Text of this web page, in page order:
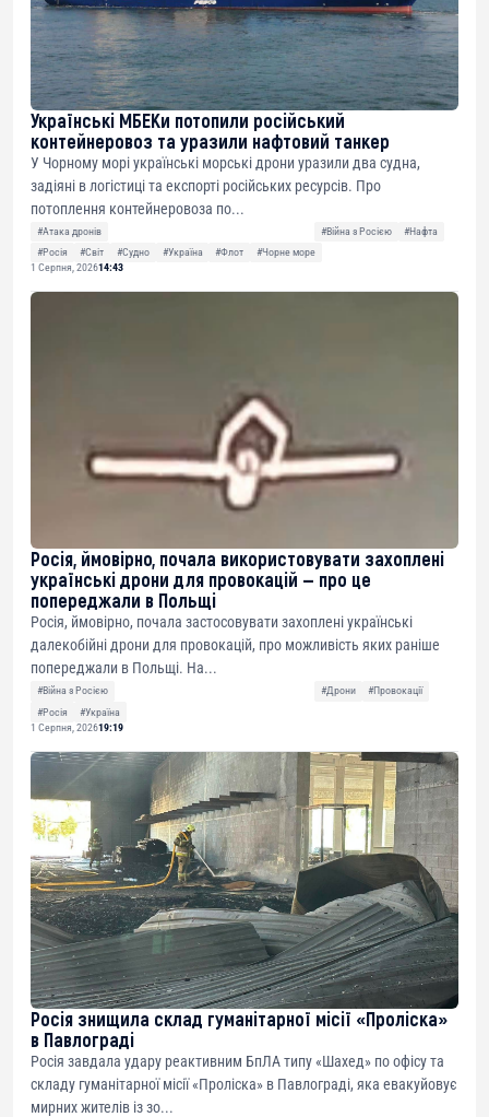
Українські МБЕКи потопили російський
контейнеровоз та уразили нафтовий танкер
У Чорному морі українські морські дрони уразили два судна,
задіяні в логістиці та експорті російських ресурсів. Про
потоплення контейнеровоза по...
#Атака дронів #Війна з Росією
#Нафта
#Росія
#Світ #Судно #Україна #Флот
#Чорне море
1 Серпня, 202614:43
Росія, ймовірно, почала використовувати захоплені
українські дрони для провокацій — про це
попереджали в Польщі
Росія, ймовірно, почала застосовувати захоплені українські
далекобійні дрони для провокацій, про можливість яких раніше
попереджали в Польщі. На...
#Війна з Росією #Дрони
#Провокації
#Росія
#Україна
1 Серпня, 202619:19
Росія знищила склад гуманітарної місії «Проліска»
в Павлограді
Росія завдала удару реактивним БпЛА типу «Шахед» по офісу та
складу гуманітарної місії «Проліска» в Павлограді, яка евакуйовує
мирних жителів із зо...